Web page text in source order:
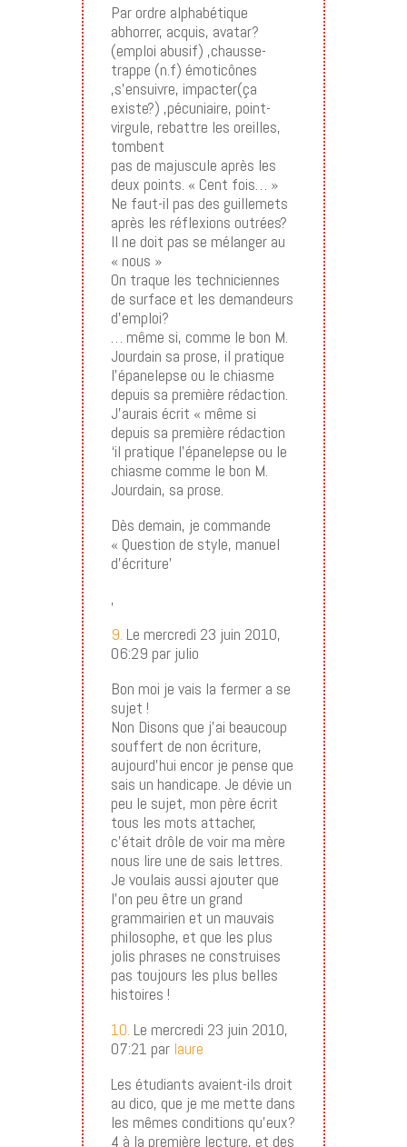
Par ordre alphabétique
abhorrer, acquis, avatar?
(emploi abusif) ,chausse-
trappe (n.f) émoticônes
,s’ensuivre, impacter(ça
existe?) ,pécuniaire, point-
virgule, rebattre les oreilles,
tombent
pas de majuscule après les
deux points. « Cent fois… »
Ne faut-il pas des guillemets
après les réflexions outrées?
Il ne doit pas se mélanger au
« nous »
On traque les techniciennes
de surface et les demandeurs
d’emploi?
… même si, comme le bon M.
Jourdain sa prose, il pratique
l’épanelepse ou le chiasme
depuis sa première rédaction.
J’aurais écrit « même si
depuis sa première rédaction
‘il pratique l’épanelepse ou le
chiasme comme le bon M.
Jourdain, sa prose.
Dès demain, je commande
« Question de style, manuel
d’écriture’
,
9. Le mercredi 23 juin 2010,
06:29 par julio
Bon moi je vais la fermer a se
sujet !
Non Disons que j’ai beaucoup
souffert de non écriture,
aujourd’hui encor je pense que
sais un handicape. Je dévie un
peu le sujet, mon père écrit
tous les mots attacher,
c’était drôle de voir ma mère
nous lire une de sais lettres.
Je voulais aussi ajouter que
l’on peu être un grand
grammairien et un mauvais
philosophe, et que les plus
jolis phrases ne construises
pas toujours les plus belles
histoires !
10. Le mercredi 23 juin 2010,
07:21 par laure
Les étudiants avaient-ils droit
au dico, que je me mette dans
les mêmes conditions qu’eux?
4 à la première lecture, et des